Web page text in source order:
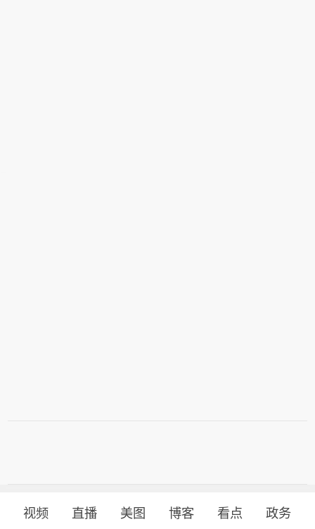
视频 直播 美图 博客 看点
政务